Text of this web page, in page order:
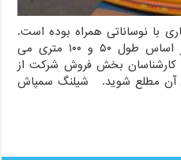
با نوساناتی همراه بوده است.
قیمت شیلنگ سمپاش معمولا بر اساس طول ۵۰ و ۱۰۰ متری می
کارشناسان بخش فروش شرکت از
آن مطلع شوید. شیلنگ سمپاش